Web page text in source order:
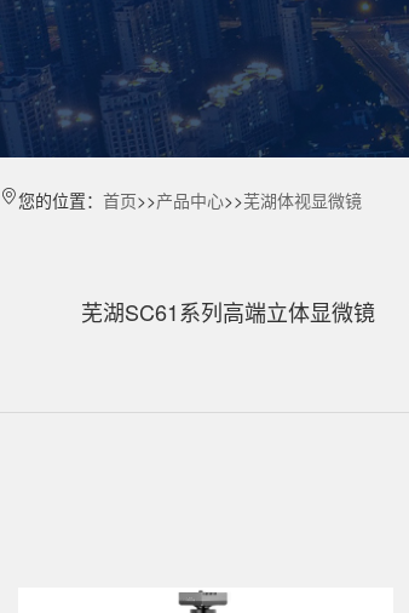
您的位置： 首页>>产品中心>>芜湖体视显微镜
芜湖SC61系列高端立体显微镜